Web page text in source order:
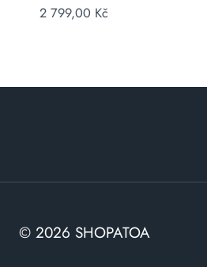
2 799,00 Kč
© 2026 SHOPATOA